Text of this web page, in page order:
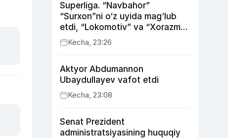
Superliga. “Navbahor”
“Surxon”ni o‘z uyida mag‘lub
etdi, “Lokomotiv” va “Xorazm”
uyda g‘alaba qozondi
Kecha, 23:26
Aktyor Abdu­mannon
Ubaydullayev vafot etdi
Kecha, 23:08
Senat Prezident
administratsiyasining huquqiy